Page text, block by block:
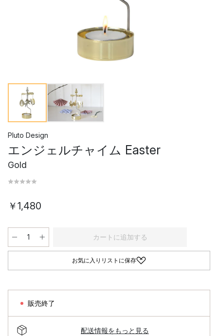
Pluto Design
エンジェルチャイム Easter
Gold
￥1,480
カートに追加する
お気に入りリストに保存
販売終了
配送情報をもっと見る